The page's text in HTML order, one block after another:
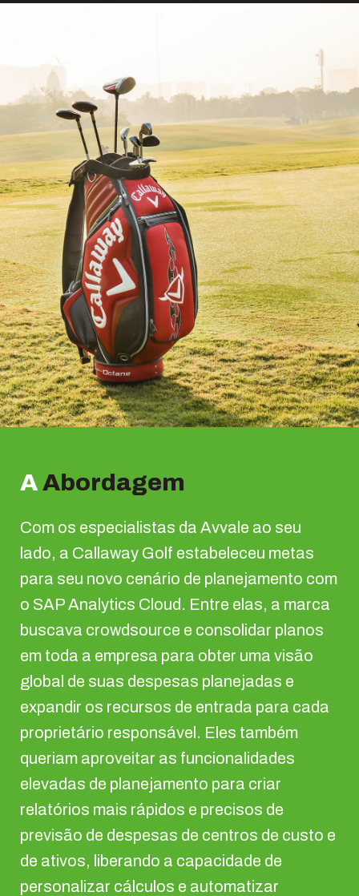
AAbordagem
Com os especialistas da Avvale ao seu
lado, a Callaway Golf estabeleceu metas
para seu novo cenário de planejamento com
o SAP Analytics Cloud. Entre elas, a marca
buscava crowdsource e consolidar planos
em toda a empresa para obter uma visão
global de suas despesas planejadas e
expandir os recursos de entrada para cada
proprietário responsável. Eles também
queriam aproveitar as funcionalidades
elevadas de planejamento para criar
relatórios mais rápidos e precisos de
previsão de despesas de centros de custo e
de ativos, liberando a capacidade de
personalizar cálculos e automatizar